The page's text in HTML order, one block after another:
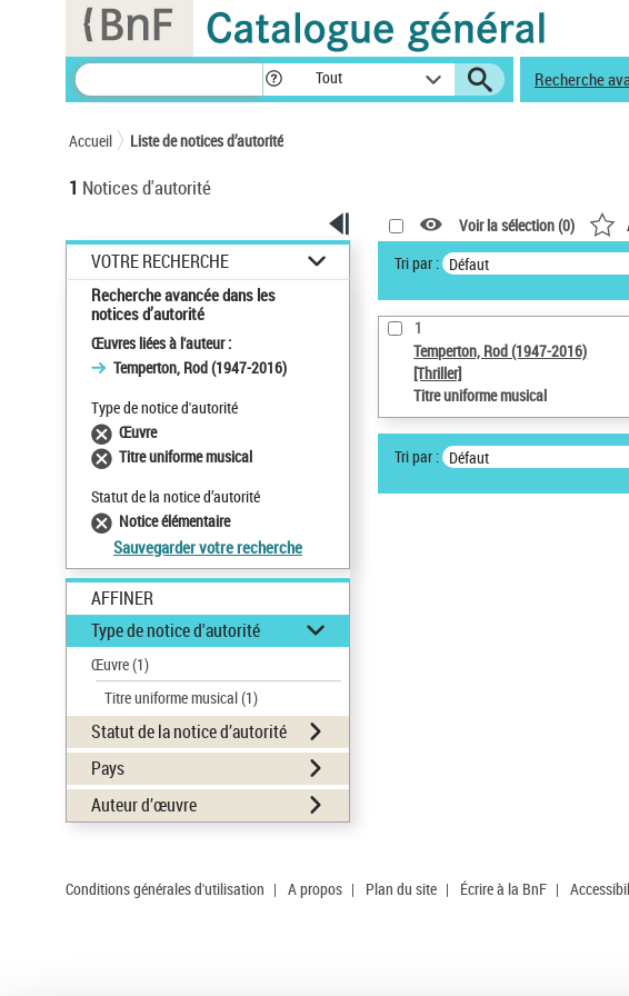
Tout Recherche
Accueil Liste de notices d’autorité
1 Notices d'autorité
VOTRE RECHERCHE
Recherche avancée dans les
notices d’autorité
Œuvres liées à l'auteur :
Temperton, Rod (1947-2016)
Type de notice d'autorité
Œuvre
Titre uniforme musical
Statut de la notice d’autorité
Notice élémentaire
Sauvegarder votre recherche
AFFINER
Type de notice d'autorité
Œuvre(1)
Titre uniforme musical(1)
Statut de la notice d’autorité
Pays
Auteur d’œuvre
Voir la sélection (0)
Tri par : Défaut
1
Temperton, Rod (1947-2016)
[Thriller]
Titre uniforme musical
Tri par : Défaut
Conditions générales d'utilisation | A propos | Plan du site | Écrire à la BnF |
Panneau de gestion des cookies